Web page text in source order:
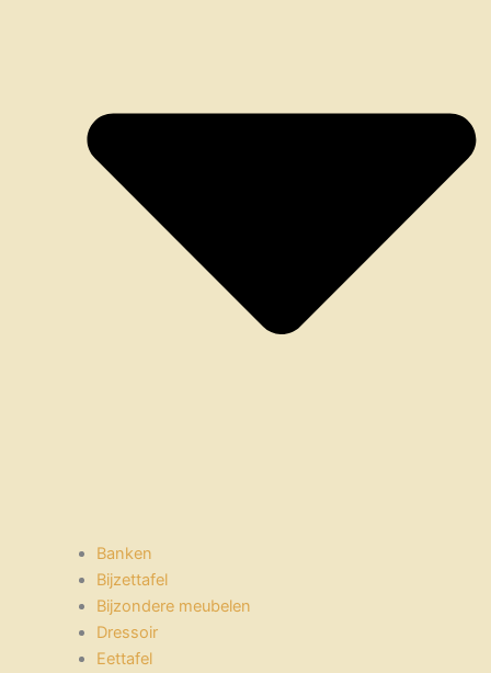
Banken
Bijzettafel
Bijzondere meubelen
Dressoir
Eettafel